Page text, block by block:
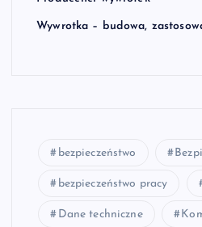
Wywrotka – budowa,
bezpieczeństwo
bezpieczeństwo pracy
Dane techniczne